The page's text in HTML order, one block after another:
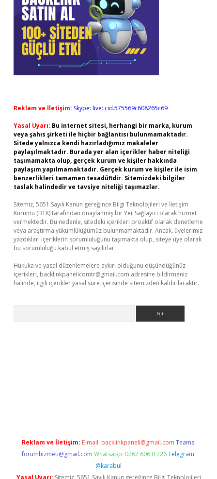
Reklam ve İletişim: Skype: live:.cid.575569c608265c69
Yasal Uyarı: Bu internet sitesi, herhangi bir marka, kurum
veya şahıs şirketi ile hiçbir bağlantısı bulunmamaktadır.
Sitede yalnızca kendi hazırladığımız makaleler
paylaşılmaktadır. Burada yer alan içerikler haber niteliği
taşımamakta olup, gerçek kurum ve kişiler hakkında
paylaşım yapılmamaktadır. Gerçek kurum ve kişiler ile isim
benzerlikleri tamamen tesadüfidir. Sitemizdeki bilgiler
taslak halindedir ve tavsiye niteliği taşımazlar.
Sitemiz, 5651 Sayılı Kanun gereğince Bilgi Teknolojileri ve İletişim
Kurumu (BTK) tarafından onaylanmış bir Yer Sağlayıcı olarak hizmet
vermektedir. Bu nedenle, sitedeki içerikleri proaktif olarak denetleme
veya araştırma yükümlülüğümüz bulunmamaktadır. Ancak, üyelerimiz
yazdıkları içeriklerin sorumluluğunu taşımakta olup, siteye üye olarak
bu sorumluluğu kabul etmiş sayılırlar.
Hukuka ve yasal düzenlemelere aykırı olduğunu düşündüğünüz
içerikleri, backlinkpanelicomtr@gmail.com adresine bildirmeniz
halinde, ilgili içerikler yasal süre içerisinde sitemizden kaldırılacaktır.
Reklam ve İletişim: E-mail: backlinkpaneli@gmail.com Teams:
forumhizmeti@gmail.com Whatsapp: 0262 606 0 726 Telegram:
@karabul
Yasal Uyarı: Sitemiz, 5651 Sayılı Kanun gereğince Bilgi Teknolojileri